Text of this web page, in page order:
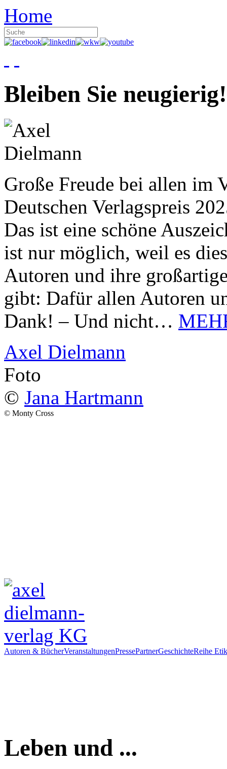
Home
Bleiben Sie neugierig!
Große Freude bei allen im
Deutschen Verlagspreis
Das ist eine schöne
ist nur möglich, weil es
Autoren und ihre
gibt: Dafür allen Autoren
Dank! – Und nicht…
Axel Dielmann
Foto
© Jana Hartmann
© Monty Cross
Autoren & BücherVeranstaltungenPressePartnerGeschichteReihe
Leben und ...